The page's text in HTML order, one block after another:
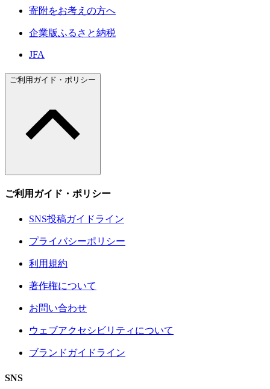
寄附をお考えの方へ
企業版ふるさと納税
JFA
ご利用ガイド・ポリシー
ご利用ガイド・ポリシー
SNS投稿ガイドライン
プライバシーポリシー
利用規約
著作権について
お問い合わせ
ウェブアクセシビリティについて
ブランドガイドライン
SNS